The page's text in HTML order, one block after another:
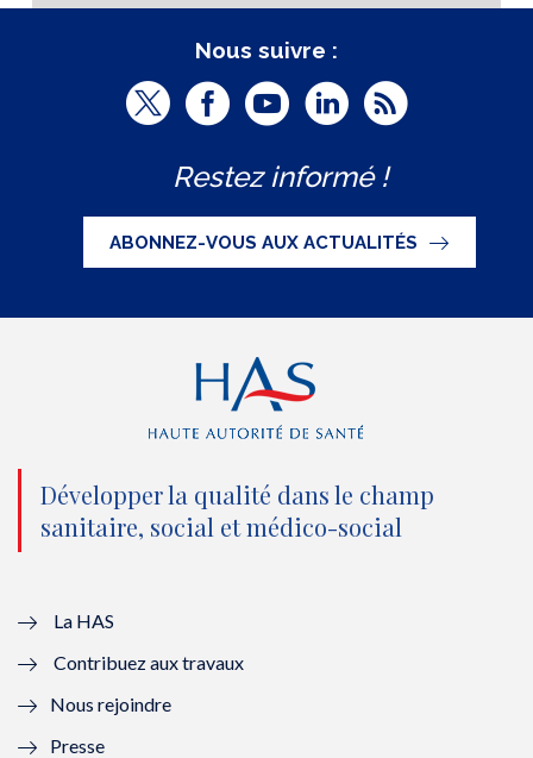
Nous suivre :
T
i
t
t
e
n
o
u
l
l
F
c
e
b
o
o
k
(
n
o
e
Y
u
t
u
b
e
(
n
o
u
L
n
k
e
d
(
n
o
R
Restez informé !
ABONNEZ-VOUS AUX ACTUALITÉS
Développer la qualité dans le champ
sanitaire, social et médico-social
La HAS
Contribuez aux travaux
Nous rejoindre
Presse